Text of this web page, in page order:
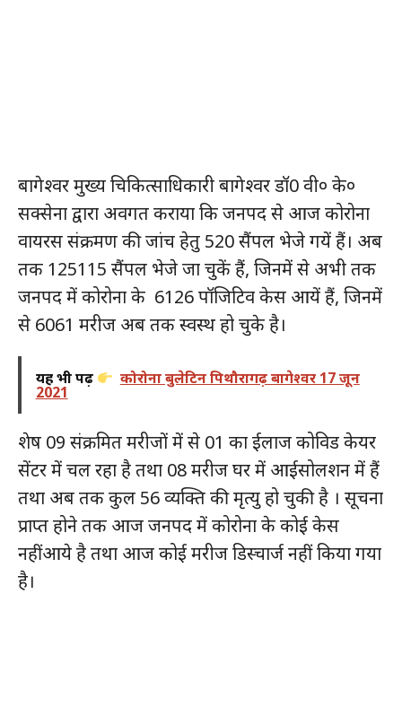
बागेश्वर मुख्य चिकित्साधिकारी बागेश्वर डॉ0 वी० के०
सक्सेना द्वारा अवगत कराया कि जनपद से आज कोरोना
वायरस संक्रमण की जांच हेतु 520 सैंपल भेजे गयें हैं। अब
तक 125115 सैंपल भेजे जा चुकें हैं, जिनमें से अभी तक
जनपद में कोरोना के 6126 पॉजिटिव केस आयें हैं, जिनमें
से 6061 मरीज अब तक स्वस्थ हो चुके है।
यह भी पढ़ें कोरोना बुलेटिन पिथौरागढ़ बागेश्वर 17 जून
2021
शेष 09 संक्रमित मरीजों में से 01 का ईलाज कोविड केयर
सेंटर में चल रहा है तथा 08 मरीज घर में आईसोलशन में हैं
तथा अब तक कुल 56 व्यक्ति की मृत्यु हो चुकी है । सूचना
प्राप्त होने तक आज जनपद में कोरोना के कोई केस
नहींआये है तथा आज कोई मरीज डिस्चार्ज नहीं किया गया
है।